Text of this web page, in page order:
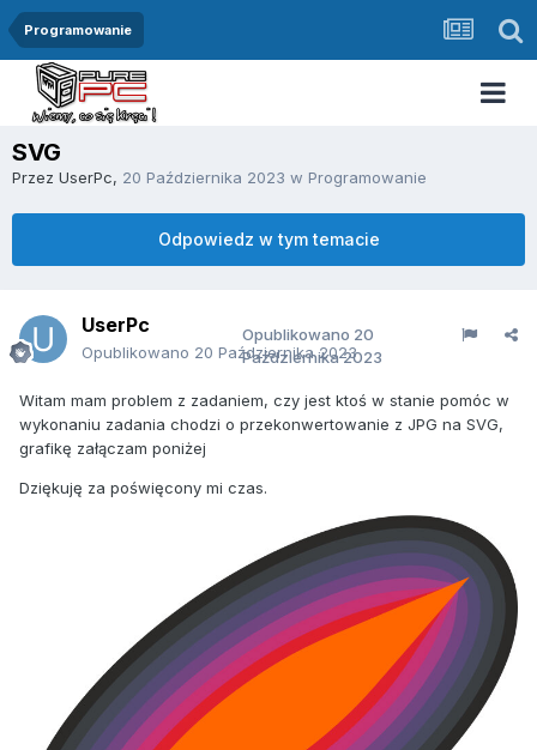
Programowanie
SVG
Przez UserPc, 20 Października 2023 w Programowanie
Odpowiedz w tym temacie
UserPc
Opublikowano 20 Października 2023
Opublikowano 20
Października 2023
Witam mam problem z zadaniem, czy jest ktoś w stanie pomóc w
wykonaniu zadania chodzi o przekonwertowanie z JPG na SVG,
grafikę załączam poniżej
Dziękuję za poświęcony mi czas.